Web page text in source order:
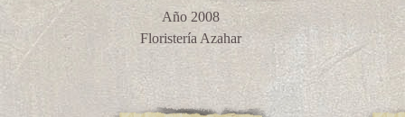
Año 2008
Floristería Azahar